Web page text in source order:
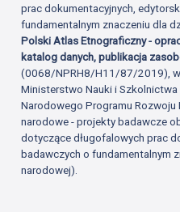
prac dokumentacyjnych,
fundamentalnym znaczeniu dla
Polski Atlas Etnograficzny -
katalog danych, publikacja
(0068/NPRH8/H11/87/2019),
Ministerstwo Nauki i
Narodowego Programu
narodowe - projekty badawcze
dotyczące długofalowych prac
badawczych o fundamentalnym
narodowej).